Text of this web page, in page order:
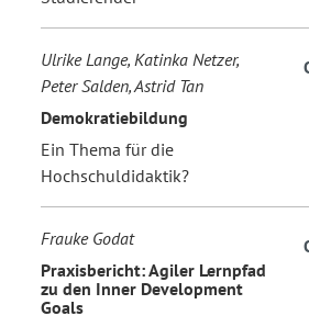
Ulrike Lange, Katinka Netzer,
Peter Salden, Astrid Tan
Demokratiebildung
Ein Thema für die
Hochschuldidaktik?
Frauke Godat
Praxisbericht: Agiler Lernpfad
zu den Inner Development
Goals